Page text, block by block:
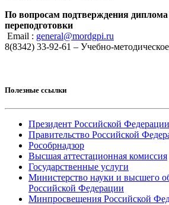
По вопросам подтверждения
переподготовки
Email : general@mordgpi.ru
8(8342) 33-92-61 – Учебно-
Полезные ссылки
Президент Российской Федерации
Правительство Российской
Рособрнадзор
Высшая аттестационная комиссия
Государственные услуги
Министерство науки и высшего
Российской Федерации
Минпросвещения Российской